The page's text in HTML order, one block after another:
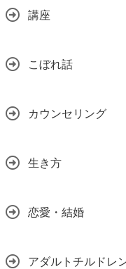
講座
こぼれ話
カウンセリング
生き方
恋愛・結婚
アダルトチルドレ